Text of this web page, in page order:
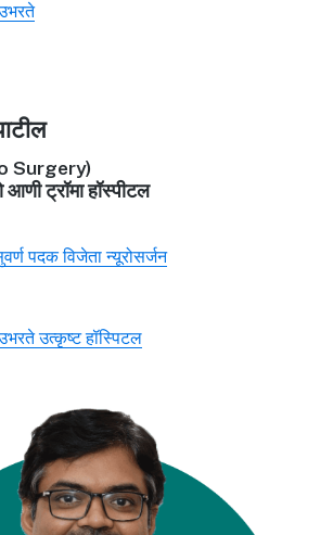
Surgery)
आणी ट्रॉमा हॉस्पीटल
पदक विजेता न्यूरोसर्जन
उभरते उत्कृष्ट हॉस्पिटल